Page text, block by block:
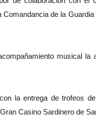
de la
musical la
la entrega de trofeos
Casino Sardinero de